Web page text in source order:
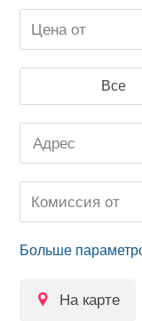
Все
на карте